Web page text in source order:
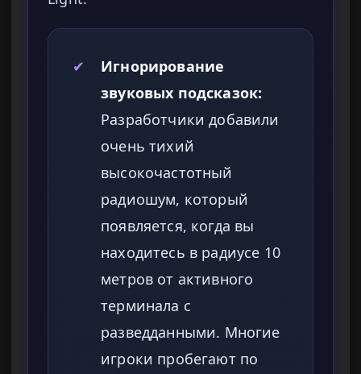
✔
Игнорирование
звуковых подсказок:
Разработчики добавили
очень тихий
высокочастотный
радиошум, который
появляется, когда вы
находитесь в радиусе 10
метров от активного
терминала с
разведданными. Многие
игроки пробегают по